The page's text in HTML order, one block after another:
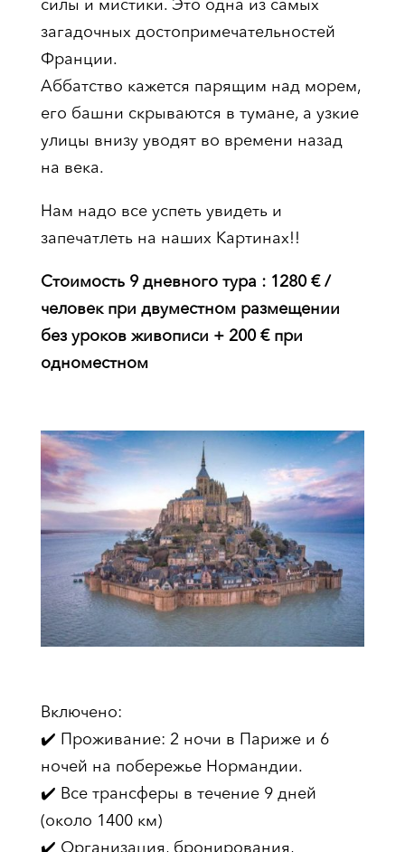
силы и мистики. Это одна из самых
загадочных достопримечательностей
Франции.
Аббатство кажется парящим над морем,
его башни скрываются в тумане, а узкие
улицы внизу уводят во времени назад
на века.
Нам надо все успеть увидеть и
запечатлеть на наших Картинах!!
Стоимость 9 дневного тура : 1280 € /
человек при двуместном размещении
без уроков живописи + 200 € при
одноместном
Включено:
✔️ Проживание: 2 ночи в Париже и 6
ночей на побережье Нормандии.
✔️ Все трансферы в течение 9 дней
(около 1400 км)
✔️ Организация, бронирования,